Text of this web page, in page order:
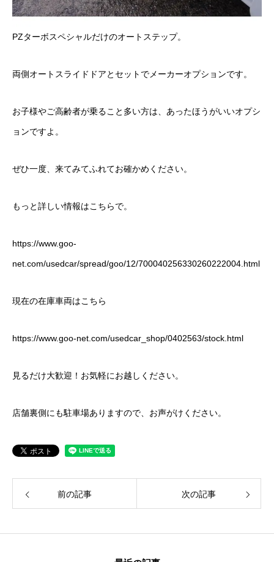
PZターボスペシャルだけのオートステップ。
両側オートスライドドアとセットでメーカーオプションです。
お子様やご高齢者が乗ること多い方は、あったほうがいいオプシ
ョンですよ。
ぜひ一度、来てみてふれてお確かめください。
もっと詳しい情報はこちらで。
https://www.goo-
net.com/usedcar/spread/goo/12/700040256330260222004.html
現在の在庫車両はこちら
https://www.goo-net.com/usedcar_shop/0402563/stock.html
見るだけ大歓迎！お気軽にお越しください。
店舗裏側にも駐車場ありますので、お声がけください。
前の記事 次の記事